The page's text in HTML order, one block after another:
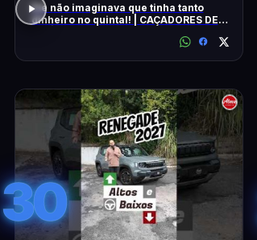
Ele não imaginava que tinha tanto
dinheiro no quintal! | CAÇADORES DE
30